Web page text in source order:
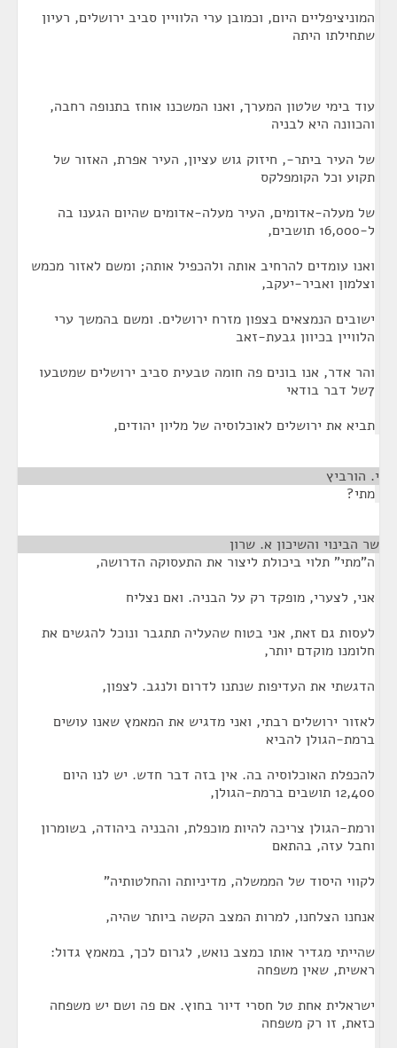
המוניציפליים היום, וכמובן ערי הלוויין סביב ירושלים, רעיון
שתחילתו היתה
עוד בימי שלטון המערך, ואנו המשכנו אוחז בתנופה רחבה,
והכוונה היא לבניה
של העיר ביתר-, חיזוק גוש עציון, העיר אפרת, האזור של
תקוע וכל הקומפלקס
של מעלה-אדומים, העיר מעלה-אדומים שהיום הגענו בה
ל-16,000 תושבים,
ואנו עומדים להרחיב אותה ולהכפיל אותה; ומשם לאזור מכמש
וצלמון ואביר-יעקב,
ישובים הנמצאים בצפון מזרח ירושלים. ומשם בהמשך ערי
הלוויין בכיוון גבעת-זאב
והר אדר, אנו בונים פה חומה טבעית סביב ירושלים שמטבעו
7של דבר בודאי
תביא את ירושלים לאוכלוסיה של מליון יהודים,
י. הורביץ
מתי?
שר הבינוי והשיכון א. שרון
ה"מתי" תלוי ביכולת ליצור את התעסוקה הדרושה,
אני, לצערי, מופקד רק על הבניה. ואם נצליח
לעסות גם זאת, אני בטוח שהעליה תתגבר ונוכל להגשים את
חלומנו מוקדם יותר,
הדגשתי את העדיפות שנתנו לדרום ולנגב. לצפון,
לאזור ירושלים רבתי, ואני מדגיש את המאמץ שאנו עושים
ברמת-הגולן להביא
להכפלת האוכלוסיה בה. אין בזה דבר חדש. יש לנו היום
12,400 תושבים ברמת-הגולן,
ורמת-הגולן צריכה להיות מוכפלת, והבניה ביהודה, בשומרון
וחבל עזה, בהתאם
לקווי היסוד של הממשלה, מדיניותה והחלטותיה"
אנחנו הצלחנו, למרות המצב הקשה ביותר שהיה,
שהייתי מגדיר אותו כמצב נואש, לגרום לכך, במאמץ גדול:
ראשית, שאין משפחה
ישראלית אחת טל חסרי דיור בחוץ. אם פה ושם יש משפחה
כזאת, זו רק משפחה